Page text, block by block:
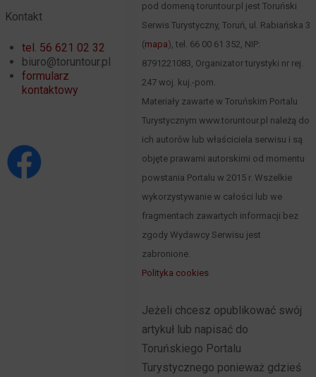
Kontakt
tel. 56 621 02 32
biuro@toruntour.pl
formularz
kontaktowy
pod domeną toruntour.pl jest Toruński
Serwis Turystyczny, Toruń, ul. Rabiańska 3
(mapa), tel. 66 00 61 352, NIP:
8791221083, Organizator turystyki nr rej.
247 woj. kuj.-pom.
Materiały zawarte w Toruńskim Portalu
Turystycznym www.toruntour.pl należą do
ich autorów lub właściciela serwisu i są
objęte prawami autorskimi od momentu
powstania Portalu w 2015 r. Wszelkie
wykorzystywanie w całości lub we
fragmentach zawartych informacji bez
zgody Wydawcy Serwisu jest
zabronione.
Polityka cookies
Jeżeli chcesz opublikować swój
artykuł lub napisać do
Toruńskiego Portalu
Turystycznego ponieważ gdzieś